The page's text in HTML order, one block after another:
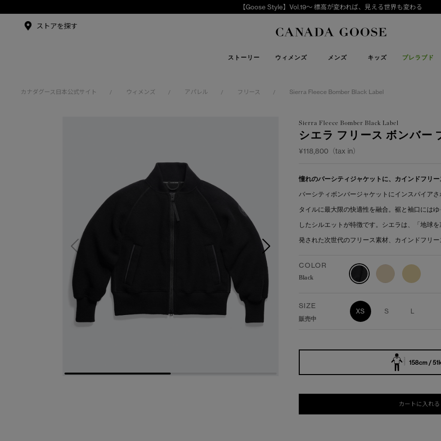
【Goose Style】Vol.19～ 標高が変われば、見える世界も変わる
Canada Goose
ストーリー
アンバサダー
ウィメンズ メンズ キッズ プレラブド
下取り申請
ストアを探す
カナダグース日本公式サイト / ウィメンズ / アパレル / フリース / Sierra Fleece Bomber Black Label
Sierra Fleece Bomber Black Label
シエラ フリース ボンバー
¥118,800（tax in）
憧れのバーシティジャケットに、カインドフリ
バーシティボンバージャケットにインスパイア
タイルに最大限の快適性を融合。裾と袖口には
したシルエットが特徴です。シエラは、「地球
発された次世代のフリース素材、カインドフリ
COLOR
Black
SIZE
販売中
XS S L
158cm /
カートに入れる